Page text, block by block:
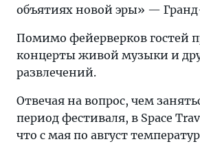
объятиях новой эры» —
Помимо фейерверков гостей
концерты живой музыки и
развлечений.
Отвечая на вопрос, чем
период фестиваля, в Space
что с мая по август